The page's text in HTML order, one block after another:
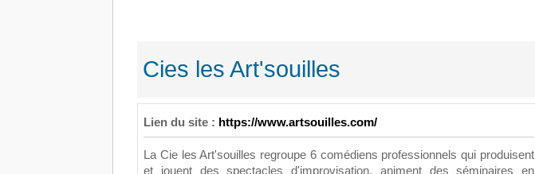
Cies les Art'souilles
Lien du site : https://www.artsouilles.com/
La Cie les Art'souilles regroupe 6 comédiens professionnels qui produisent
et jouent des spectacles d'improvisation, animent des séminaires en